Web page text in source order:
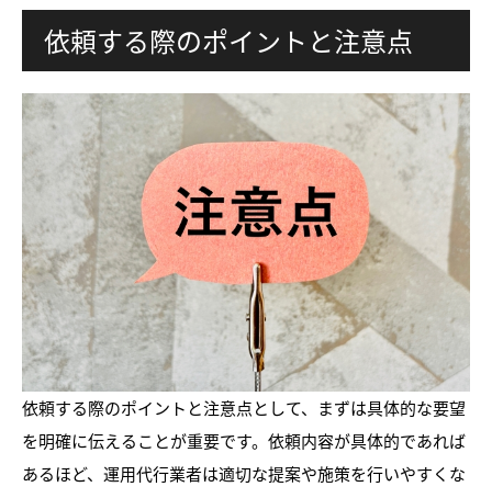
依頼する際のポイントと注意点
依頼する際のポイントと注意点として、まずは具体的な要望
を明確に伝えることが重要です。依頼内容が具体的であれば
あるほど、運用代行業者は適切な提案や施策を行いやすくな